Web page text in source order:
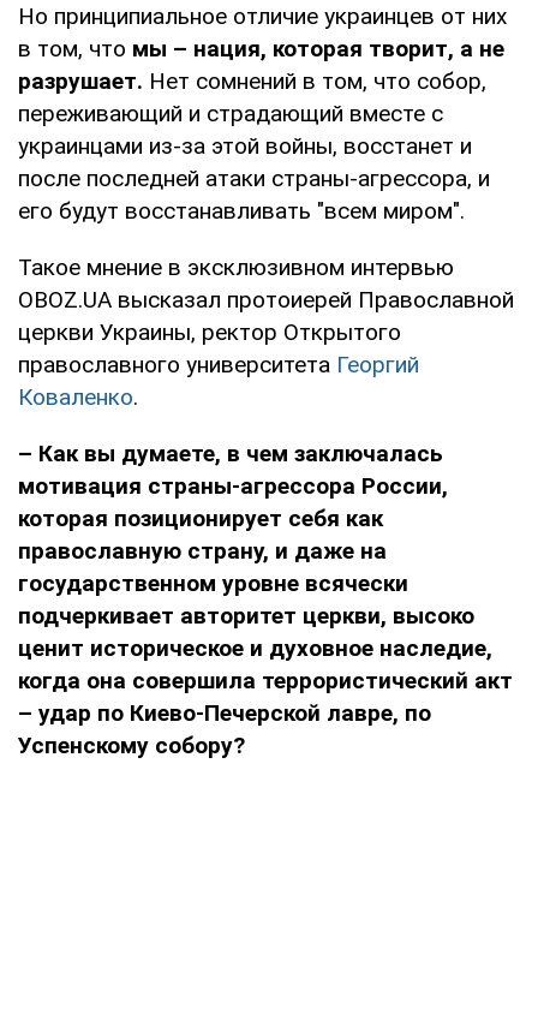
Но принципиальное отличие украинцев от них
в том, что мы – нация, которая творит, а не
разрушает. Нет сомнений в том, что собор,
переживающий и страдающий вместе с
украинцами из-за этой войны, восстанет и
после последней атаки страны-агрессора, и
его будут восстанавливать "всем миром".
Такое мнение в эксклюзивном интервью
OBOZ.UA высказал протоиерей Православной
церкви Украины, ректор Открытого
православного университета Георгий
Коваленко.
– Как вы думаете, в чем заключалась
мотивация страны-агрессора России,
которая позиционирует себя как
православную страну, и даже на
государственном уровне всячески
подчеркивает авторитет церкви, высоко
ценит историческое и духовное наследие,
когда она совершила террористический акт
– удар по Киево-Печерской лавре, по
Успенскому собору?